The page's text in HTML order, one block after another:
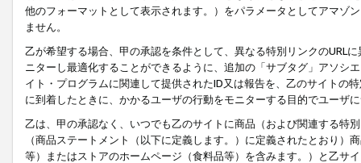
他のフォーマットとして表示されます。）をパラメータとしてアマゾ
ません。
乙が希望する場合、甲の承認を条件として、異なる特別リンクのURL
ニターし最適化することができるように、追加の「サブタグ」アソシ
イト・プログラムに関連して提供されたID又は報告を、乙のサイトの
に到着したときに、かかるユーザの行動をモニターする目的でユーザ
乙は、甲の承認なく、いつでも乙のサイトに商品（および関連する特
（商品ステートメント（以下に定義します。）に定義されたとおり
等）またはストアのホームページ（食料品等）を含みます。）と乙サ